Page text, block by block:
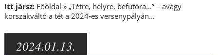
Itt jársz: Főoldal » „Tétre, helyre, befutóra...” – avagy
korszakváltó a tét a 2024-es versenypályán...
2024.01.13.